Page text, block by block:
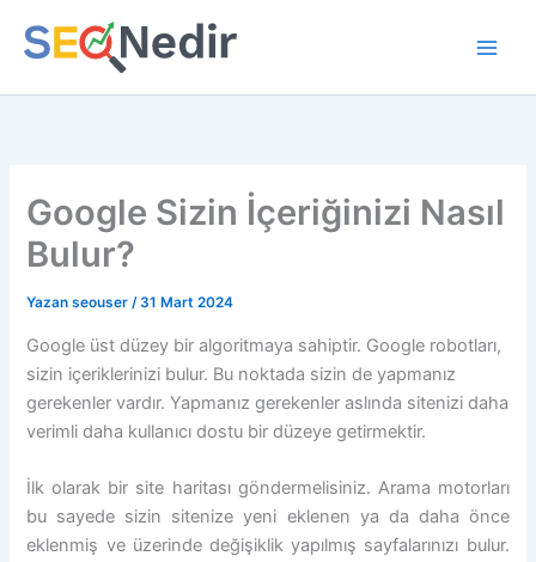
atla
Google Sizin İçeriğinizi Nasıl
Bulur?
Yazan seouser/31 Mart 2024
Google üst düzey bir algoritmaya sahiptir. Google robotları,
sizin içeriklerinizi bulur. Bu noktada sizin de yapmanız
gerekenler vardır. Yapmanız gerekenler aslında sitenizi daha
verimli daha kullanıcı dostu bir düzeye getirmektir.
İlk olarak bir site haritası göndermelisiniz. Arama motorları
bu sayede sizin sitenize yeni eklenen ya da daha önce
eklenmiş ve üzerinde değişiklik yapılmış sayfalarınızı bulur.